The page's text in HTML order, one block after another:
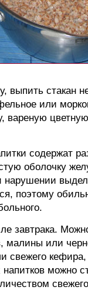
стакан
или
вареную цветную
содержат
оболочку
нарушении
поэтому
завтрака.
малины или
свежего
можно